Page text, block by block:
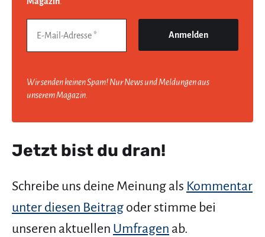
Wir senden keinen Spam! Nur News und Meldungen aus
unserem Magazin.
Jetzt bist du dran!
Schreibe uns deine Meinung als Kommentar
unter diesen Beitrag oder stimme bei
unseren aktuellen Umfragen ab.